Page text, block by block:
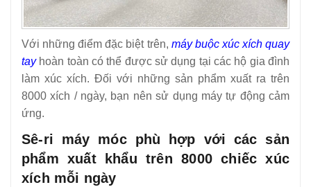
Với những điểm đặc biệt trên, máy buộc xúc xích quay
tayhoàn toàn có thể được sử dụng tại các hộ gia đình
làm xúc xích. Đối với những sản phẩm xuất ra trên
8000 xích / ngày, bạn nên sử dụng máy tự động cảm
ứng.
Sê-ri máy móc phù hợp với các sản
phẩm xuất khẩu trên 8000 chiếc xúc
xích mỗi ngày